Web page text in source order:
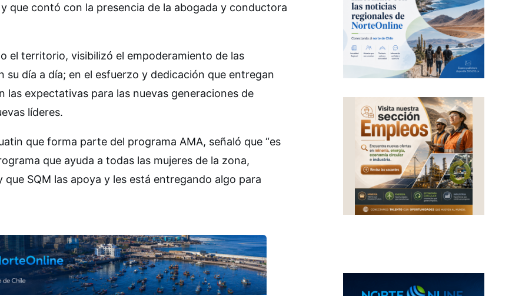
que contó con la presencia de la abogada y conductora
el territorio, visibilizó el empoderamiento de las
su día a día; en el esfuerzo y dedicación que entregan
expectativas para las nuevas generaciones de
líderes.
que forma parte del programa AMA, señaló que “es
que ayuda a todas las mujeres de la zona,
SQM las apoya y les está entregando algo para